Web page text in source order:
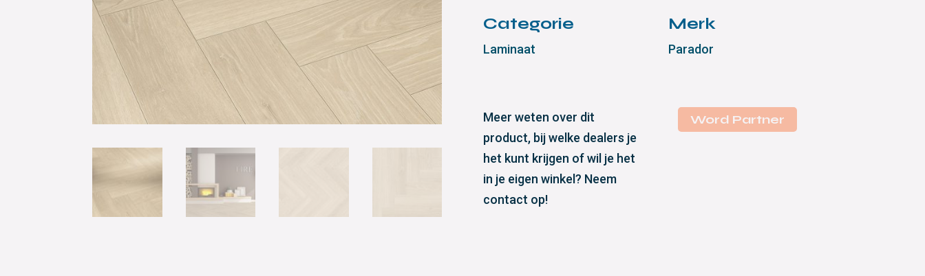
Categorie
Laminaat
Merk
Parador
Meer weten over dit
product, bij welke dealers je
het kunt krijgen of wil je het
in je eigen winkel? Neem
contact op!
Word Partner